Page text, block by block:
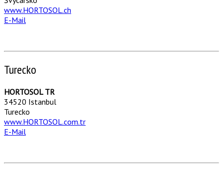
www.HORTOSOL.ch
E-Mail
Turecko
HORTOSOL TR
34520 Istanbul
Turecko
www.HORTOSOL.com.tr
E-Mail